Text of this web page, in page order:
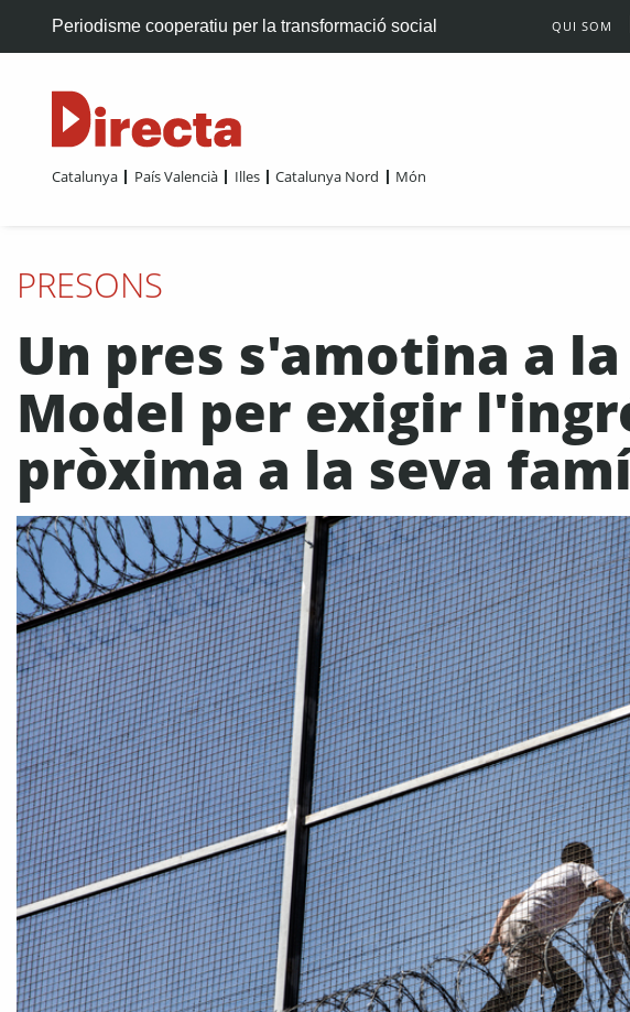
Periodisme cooperatiu per la transformació social QUI SOM
Catalunya País Valencià Illes Catalunya Nord Món
PRESONS
Un pres s'amotina a
Model per exigir
pròxima a la seva